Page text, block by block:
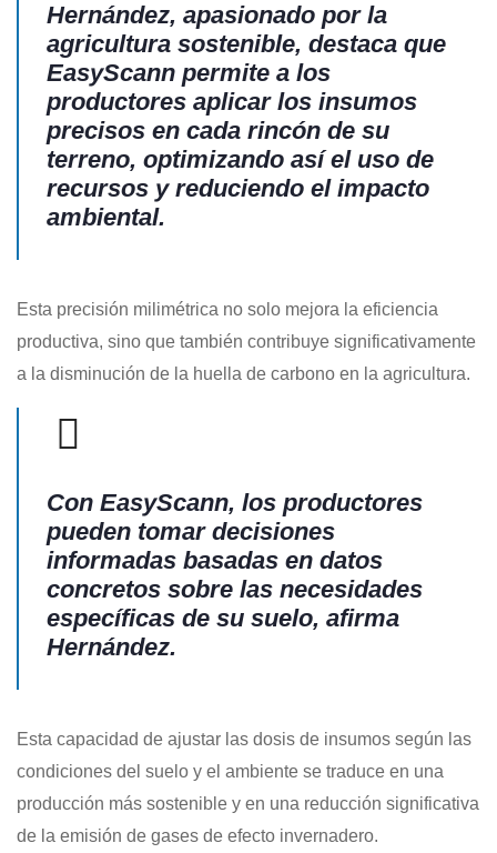
Hernández, apasionado por la
agricultura sostenible, destaca que
EasyScann permite a los
productores aplicar los insumos
precisos en cada rincón de su
terreno, optimizando así el uso de
recursos y reduciendo el impacto
ambiental.
Esta precisión milimétrica no solo mejora la eficiencia
productiva, sino que también contribuye significativamente
a la disminución de la huella de carbono en la agricultura.
Con EasyScann, los productores
pueden tomar decisiones
informadas basadas en datos
concretos sobre las necesidades
específicas de su suelo, afirma
Hernández.
Esta capacidad de ajustar las dosis de insumos según las
condiciones del suelo y el ambiente se traduce en una
producción más sostenible y en una reducción significativa
de la emisión de gases de efecto invernadero.